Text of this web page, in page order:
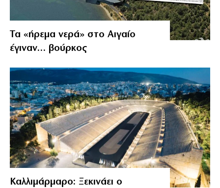
Τα «ήρεμα νερά» στο Αιγαίο
έγιναν… βούρκος
Καλλιμάρμαρο: Ξεκινάει ο